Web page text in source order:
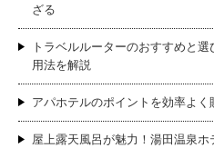
ざる
トラベルルーターのおすすめと
用法を解説
アパホテルのポイントを効率よ
屋上露天風呂が魅力！湯田温泉ホ